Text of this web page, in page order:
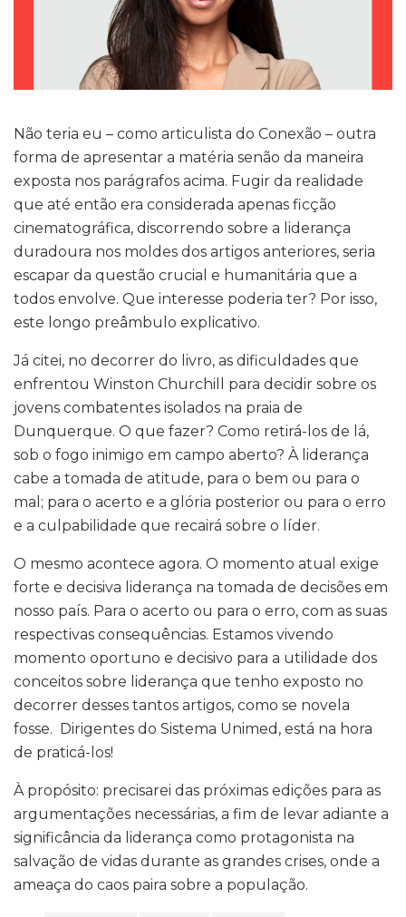
Não teria eu – como articulista do Conexão – outra
forma de apresentar a matéria senão da maneira
exposta nos parágrafos acima. Fugir da realidade
que até então era considerada apenas ficção
cinematográfica, discorrendo sobre a liderança
duradoura nos moldes dos artigos anteriores, seria
escapar da questão crucial e humanitária que a
todos envolve. Que interesse poderia ter? Por isso,
este longo preâmbulo explicativo.
Já citei, no decorrer do livro, as dificuldades que
enfrentou Winston Churchill para decidir sobre os
jovens combatentes isolados na praia de
Dunquerque. O que fazer? Como retirá-los de lá,
sob o fogo inimigo em campo aberto? À liderança
cabe a tomada de atitude, para o bem ou para o
mal; para o acerto e a glória posterior ou para o erro
e a culpabilidade que recairá sobre o líder.
O mesmo acontece agora. O momento atual exige
forte e decisiva liderança na tomada de decisões em
nosso país. Para o acerto ou para o erro, com as suas
respectivas consequências. Estamos vivendo
momento oportuno e decisivo para a utilidade dos
conceitos sobre liderança que tenho exposto no
decorrer desses tantos artigos, como se novela
fosse. Dirigentes do Sistema Unimed, está na hora
de praticá-los!
À propósito: precisarei das próximas edições para as
argumentações necessárias, a fim de levar adiante a
significância da liderança como protagonista na
salvação de vidas durante as grandes crises, onde a
ameaça do caos paira sobre a população.